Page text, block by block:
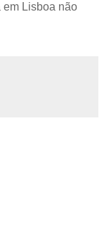
em Lisboa não